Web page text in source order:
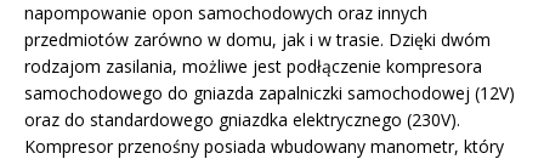
napompowanie opon samochodowych oraz innych
przedmiotów zarówno w domu, jak i w trasie. Dzięki dwóm
rodzajom zasilania, możliwe jest podłączenie kompresora
samochodowego do gniazda zapalniczki samochodowej (12V)
oraz do standardowego gniazdka elektrycznego (230V).
Kompresor przenośny posiada wbudowany manometr, który